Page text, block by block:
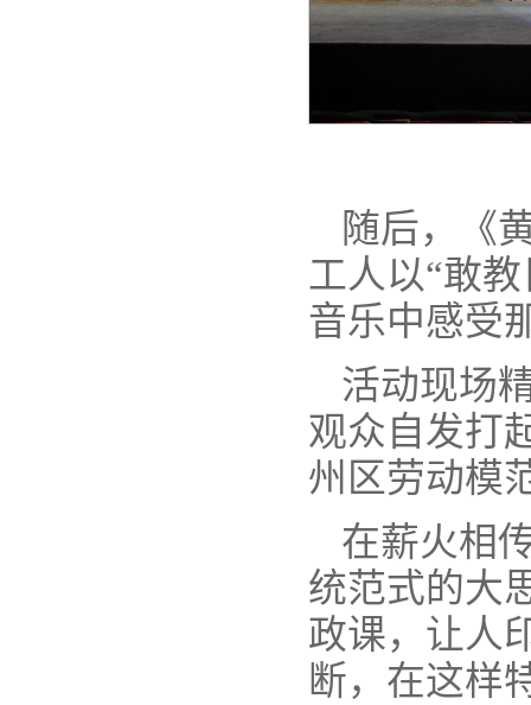
随后，《
工人以“敢
音乐中感受
活动现场
观众自发打
州区劳动模
在薪火相
统范式的大
政课，让人
断，在这样